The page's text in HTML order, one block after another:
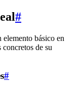
#
básico en
de su
#